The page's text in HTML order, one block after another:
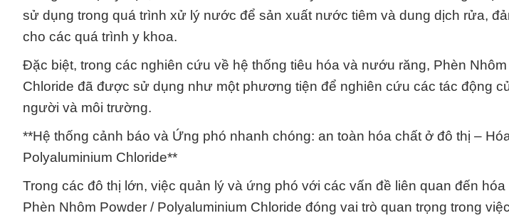
sử dụng trong quá trình xử lý nước để sản xuất nước tiêm và dung dịch rửa,
cho các quá trình y khoa.
Đặc biệt, trong các nghiên cứu về hệ thống tiêu hóa và nướu răng, Phèn
Chloride đã được sử dụng như một phương tiện để nghiên cứu các tác động
người và môi trường.
**Hệ thống cảnh báo và Ứng phó nhanh chóng: an toàn hóa chất ở đô thị –
Polyaluminium Chloride**
Trong các đô thị lớn, việc quản lý và ứng phó với các vấn đề liên quan đến
Phèn Nhôm Powder / Polyaluminium Chloride đóng vai trò quan trọng trong